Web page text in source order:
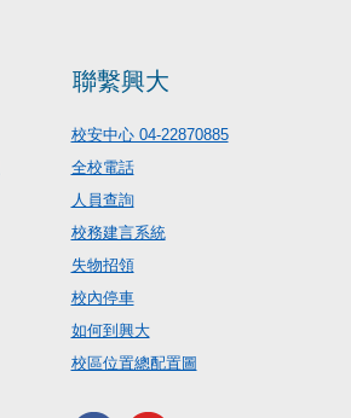
聯繫興大
校安中心 04-22870885
全校電話
人員查詢
校務建言系統
失物招領
校內停車
如何到興大
校區位置總配置圖